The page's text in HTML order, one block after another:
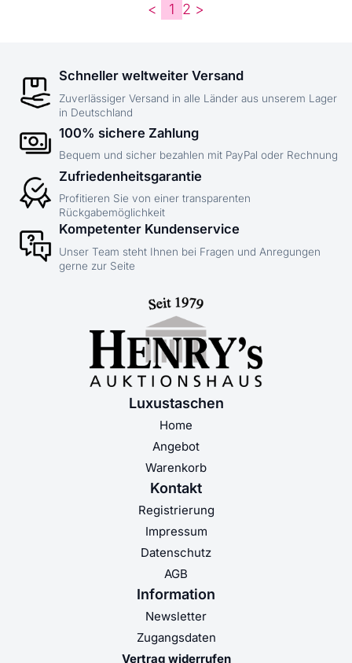
< 1 2 >
Schneller weltweiter Versand
Zuverlässiger Versand in alle Länder aus unserem Lager
in Deutschland
100% sichere Zahlung
Bequem und sicher bezahlen mit PayPal oder Rechnung
Zufriedenheitsgarantie
Profitieren Sie von einer transparenten
Rückgabemöglichkeit
Kompetenter Kundenservice
Unser Team steht Ihnen bei Fragen und Anregungen
gerne zur Seite
Luxustaschen
Home
Angebot
Warenkorb
Kontakt
Registrierung
Impressum
Datenschutz
AGB
Information
Newsletter
Zugangsdaten
Vertrag widerrufen